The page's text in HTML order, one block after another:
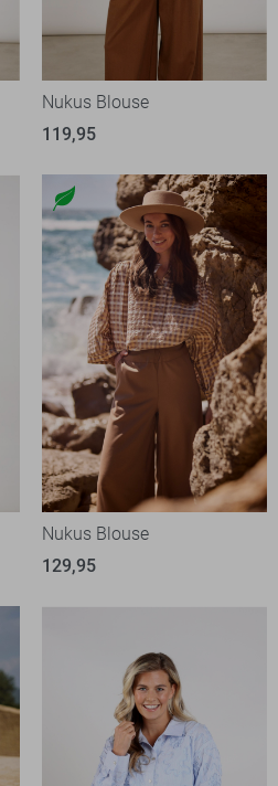
Nukus Blouse
119,95
Nukus Blouse
129,95